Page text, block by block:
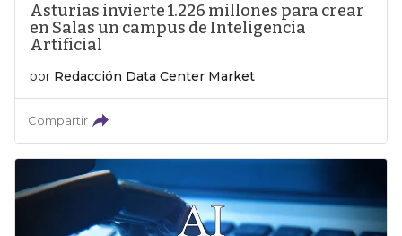
Asturias invierte 1.226 millones para crear
en Salas un campus de Inteligencia
Artificial
por Redacción Data Center Market
Compartir